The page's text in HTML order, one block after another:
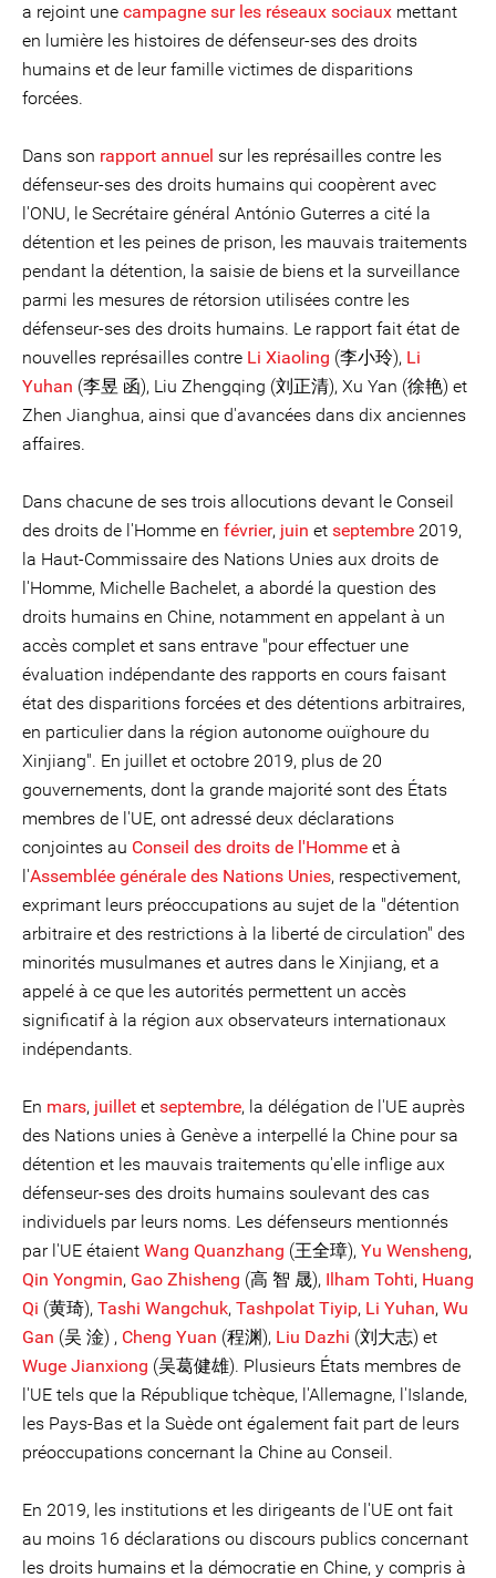
a rejoint une campagne sur les réseaux sociaux mettant
en lumière les histoires de défenseur-ses des droits
humains et de leur famille victimes de disparitions
forcées.
Dans son rapport annuel sur les représailles contre les
défenseur-ses des droits humains qui coopèrent avec
l'ONU, le Secrétaire général António Guterres a cité la
détention et les peines de prison, les mauvais traitements
pendant la détention, la saisie de biens et la surveillance
parmi les mesures de rétorsion utilisées contre les
défenseur-ses des droits humains. Le rapport fait état de
nouvelles représailles contre Li Xiaoling (李小玲), Li
Yuhan (李昱 函), Liu Zhengqing (刘正清), Xu Yan (徐艳) et
Zhen Jianghua, ainsi que d'avancées dans dix anciennes
affaires.
Dans chacune de ses trois allocutions devant le Conseil
des droits de l'Homme en février, juin et septembre 2019,
la Haut-Commissaire des Nations Unies aux droits de
l'Homme, Michelle Bachelet, a abordé la question des
droits humains en Chine, notamment en appelant à un
accès complet et sans entrave "pour effectuer une
évaluation indépendante des rapports en cours faisant
état des disparitions forcées et des détentions arbitraires,
en particulier dans la région autonome ouïghoure du
Xinjiang". En juillet et octobre 2019, plus de 20
gouvernements, dont la grande majorité sont des États
membres de l'UE, ont adressé deux déclarations
conjointes au Conseil des droits de l'Homme et à
l'Assemblée générale des Nations Unies, respectivement,
exprimant leurs préoccupations au sujet de la "détention
arbitraire et des restrictions à la liberté de circulation" des
minorités musulmanes et autres dans le Xinjiang, et a
appelé à ce que les autorités permettent un accès
significatif à la région aux observateurs internationaux
indépendants.
En mars, juillet et septembre, la délégation de l'UE auprès
des Nations unies à Genève a interpellé la Chine pour sa
détention et les mauvais traitements qu'elle inflige aux
défenseur-ses des droits humains soulevant des cas
individuels par leurs noms. Les défenseurs mentionnés
par l'UE étaient Wang Quanzhang (王全璋), Yu Wensheng,
Qin Yongmin, Gao Zhisheng (高 智 晟), Ilham Tohti, Huang
Qi (黄琦), Tashi Wangchuk, Tashpolat Tiyip, Li Yuhan, Wu
Gan (吴 淦) , Cheng Yuan (程渊), Liu Dazhi (刘大志) et
Wuge Jianxiong (吴葛健雄). Plusieurs États membres de
l'UE tels que la République tchèque, l'Allemagne, l'Islande,
les Pays-Bas et la Suède ont également fait part de leurs
préoccupations concernant la Chine au Conseil.
En 2019, les institutions et les dirigeants de l'UE ont fait
au moins 16 déclarations ou discours publics concernant
les droits humains et la démocratie en Chine, y compris à